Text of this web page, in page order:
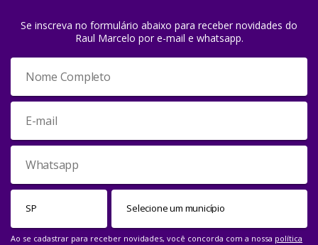
Se inscreva no formulário abaixo para receber novidades do
Raul Marcelo por e-mail e whatsapp.
Ao se cadastrar para receber novidades, você concorda com a nossa política